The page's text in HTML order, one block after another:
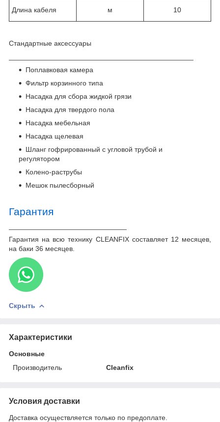
Длина кабеля м 10
Стандартные аксессуары
Поплавковая камера
Фильтр корзинного типа
Насадка для сбора жидкой грязи
Насадка для твердого пола
Насадка мебельная
Насадка щелевая
Шланг гофрированный с угловой трубой и
регулятором
Колено-раструбы
Мешок пылесборный
Гарантия
Гарантия на всю технику CLEANFIX составляет 12 месяцев,
на баки 36 месяцев.
Скрыть
Характеристики
Основные
Производитель
Cleanfix
Условия доставки
Доставка осуществляется только по предоплате.